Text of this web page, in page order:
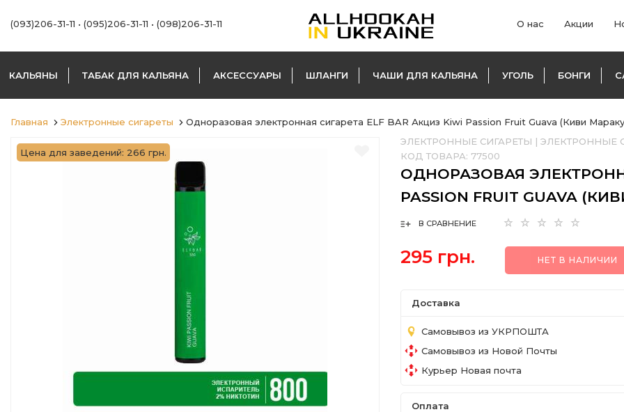
(093)206-31-11 • (095)206-31-11 • (098)206-31-11 О нас Акции
КАЛЬЯНЫ ТАБАК ДЛЯ КАЛЬЯНА АКСЕССУАРЫ ШЛАНГИ ЧАШИ ДЛЯ КАЛЬЯНА УГОЛЬ БОНГИ
Главная Электронные сигареты Одноразовая электронная сигарета ELF BAR Акциз Kiwi Passion Fruit Guava (Киви
Цена для заведений: 266 грн.
ЭЛЕКТРОННЫЕ СИГАРЕТЫ | ЭЛЕКТРОННЫЕ
КОД ТОВАРА: 77500
ОДНОРАЗОВАЯ
PASSION FRUIT GUAVA
В СРАВНЕНИЕ
295 грн. НЕТ В НАЛИЧИИ
Доставка
Самовывоз из УКРПОШТА
Самовывоз из Новой Почты
Курьер Новая почта
Оплата